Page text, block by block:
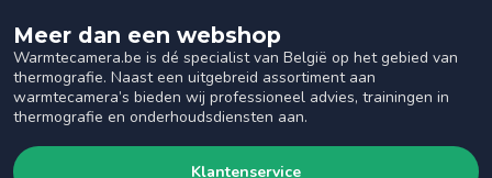
Meer dan een webshop
Warmtecamera.be is dé specialist van België op het gebied van
thermografie. Naast een uitgebreid assortiment aan
warmtecamera’s bieden wij professioneel advies, trainingen in
thermografie en onderhoudsdiensten aan.
Klantenservice